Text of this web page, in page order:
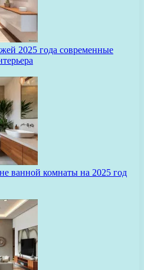
2025 года современные
ванной комнаты на 2025 год